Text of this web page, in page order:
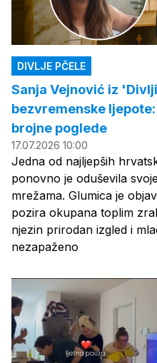
DIVLJE PČELE
Sanja Vejnović iz
bezvremenske
brojne poglede
17.07.2026 10:00
Jedna od najljepših
ponovno je oduševila
mrežama. Glumica je
pozira okupana toplim
njezin prirodan izgled i
nezapaženo